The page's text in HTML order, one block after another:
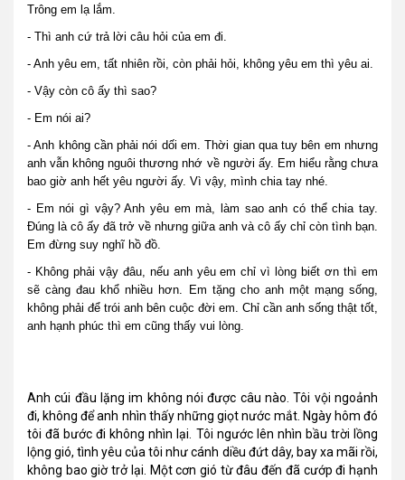
Trông em lạ lắm.
- Thì anh cứ trả lời câu hỏi của em đi.
- Anh yêu em, tất nhiên rồi, còn phải hỏi, không yêu em thì yêu ai.
- Vậy còn cô ấy thì sao?
- Em nói ai?
- Anh không cần phải nói dối em. Thời gian qua tuy bên em nhưng
anh vẫn không nguôi thương nhớ về người ấy. Em hiểu rằng chưa
bao giờ anh hết yêu người ấy. Vì vậy, mình chia tay nhé.
- Em nói gì vậy? Anh yêu em mà, làm sao anh có thể chia tay.
Đúng là cô ấy đã trở về nhưng giữa anh và cô ấy chỉ còn tình bạn.
Em đừng suy nghĩ hồ đồ.
- Không phải vậy đâu, nếu anh yêu em chỉ vì lòng biết ơn thì em
sẽ càng đau khổ nhiều hơn. Em tặng cho anh một mạng sống,
không phải để trói anh bên cuộc đời em. Chỉ cần anh sống thật tốt,
anh hạnh phúc thì em cũng thấy vui lòng.
Anh cúi đầu lặng im không nói được câu nào. Tôi vội ngoảnh
đi, không để anh nhìn thấy những giọt nước mắt. Ngày hôm đó
tôi đã bước đi không nhìn lại. Tôi ngước lên nhìn bầu trời lồng
lộng gió, tình yêu của tôi như cánh diều đứt dây, bay xa mãi rồi,
không bao giờ trở lại. Một cơn gió từ đâu đến đã cướp đi hạnh